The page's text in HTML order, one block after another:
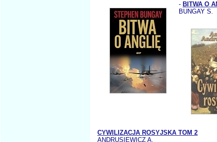
- BITWA O
BUNGAY S.
CYWILIZACJA ROSYJSKA TOM 2
ANDRUSIEWICZ A.